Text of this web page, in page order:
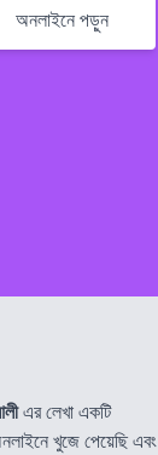
অনলাইনে পড়ুন
এর লেখা একটি
খুজে পেয়েছি এবং